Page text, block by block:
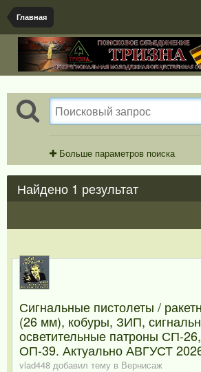
Главная
Больше параметров поиска
Найдено 1 результат
Сигнальные пистолеты /
(26 мм), кобуры, ЗИП,
осветительные патроны СП-
ОП-39. Актуально АВГУСТ
vlad448 добавил тему в Вернисаж